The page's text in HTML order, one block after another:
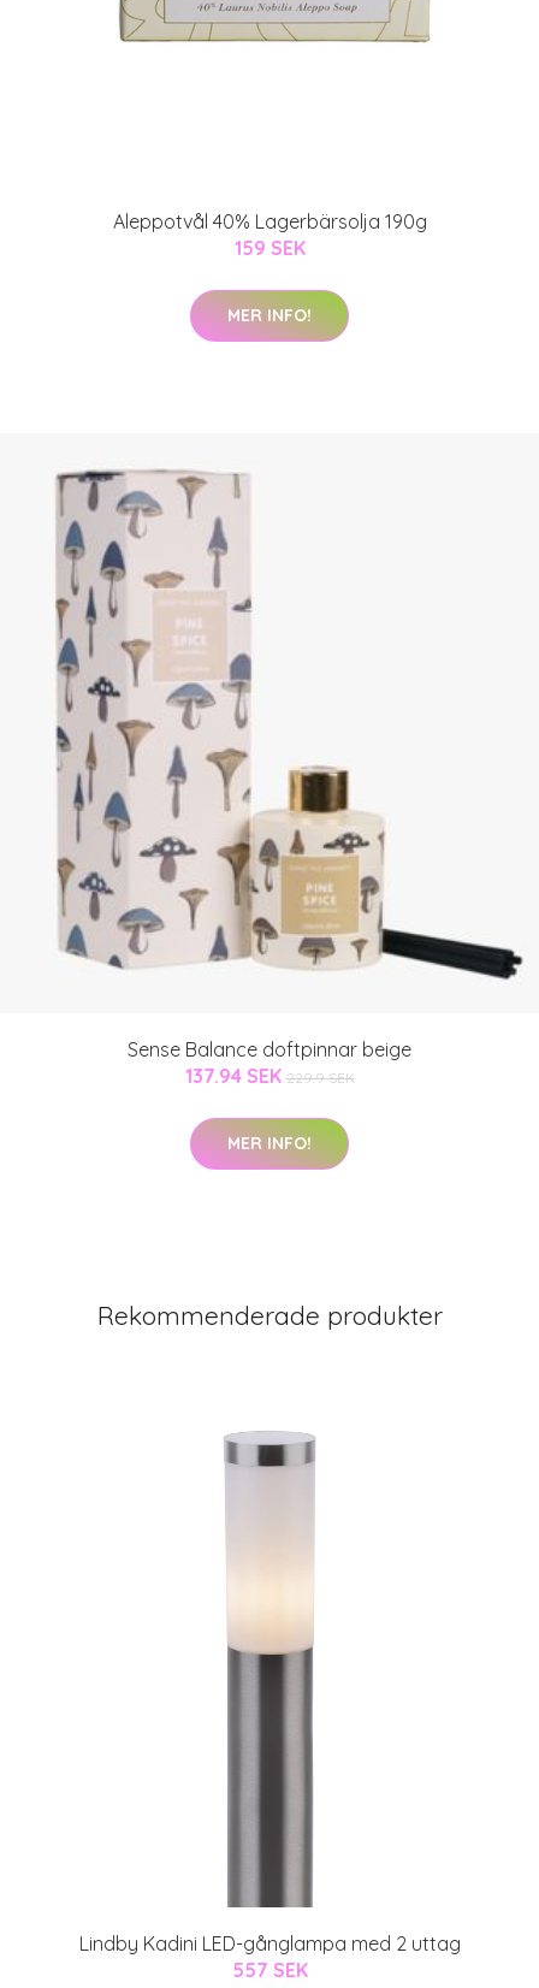
Aleppotvål 40% Lagerbärsolja 190g
159 SEK
MER INFO!
Sense Balance doftpinnar beige
137.94 SEK 229.9 SEK
MER INFO!
Rekommenderade produkter
Lindby Kadini LED-gånglampa med 2 uttag
557 SEK